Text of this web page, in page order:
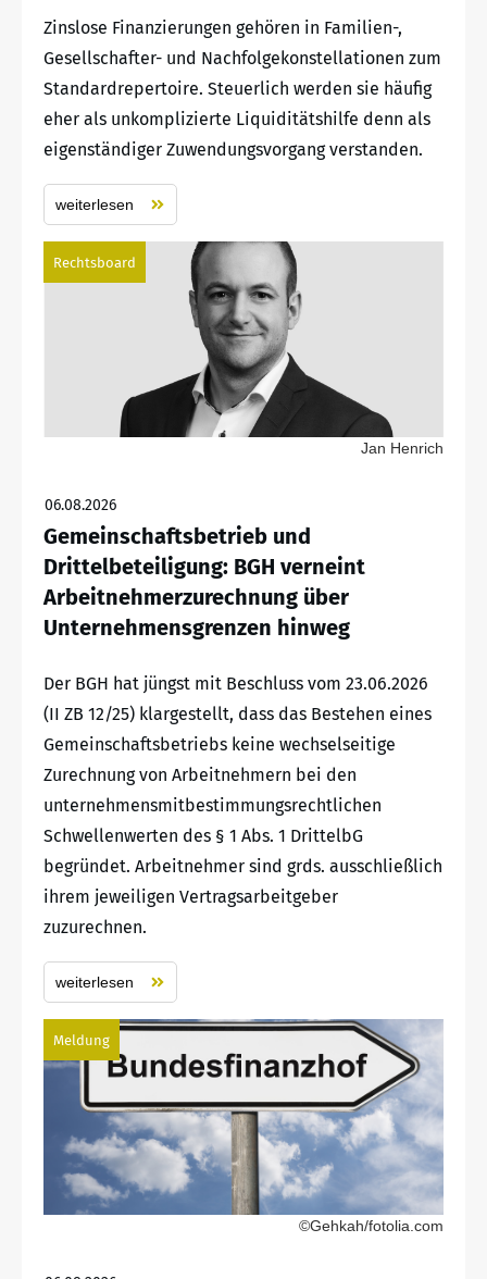
Zinslose Finanzierungen gehören in Familien-,
Gesellschafter- und Nachfolgekonstellationen zum
Standardrepertoire. Steuerlich werden sie häufig
eher als unkomplizierte Liquiditätshilfe denn als
eigenständiger Zuwendungsvorgang verstanden.
weiterlesen
Rechtsboard
Jan Henrich
06.08.2026
Gemeinschaftsbetrieb und
Drittelbeteiligung: BGH verneint
Arbeitnehmerzurechnung über
Unternehmensgrenzen hinweg
Der BGH hat jüngst mit Beschluss vom 23.06.2026
(II ZB 12/25) klargestellt, dass das Bestehen eines
Gemeinschaftsbetriebs keine wechselseitige
Zurechnung von Arbeitnehmern bei den
unternehmensmitbestimmungsrechtlichen
Schwellenwerten des § 1 Abs. 1 DrittelbG
begründet. Arbeitnehmer sind grds. ausschließlich
ihrem jeweiligen Vertragsarbeitgeber
zuzurechnen.
weiterlesen
Meldung
©Gehkah/fotolia.com